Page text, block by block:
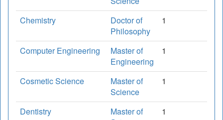
Chemistry
Doctor of
Philosophy
1
Computer Engineering
Master of
Engineering
1
Cosmetic Science
Master of
Science
1
Dentistry
Master of
1